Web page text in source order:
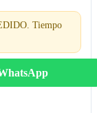
Tiempo